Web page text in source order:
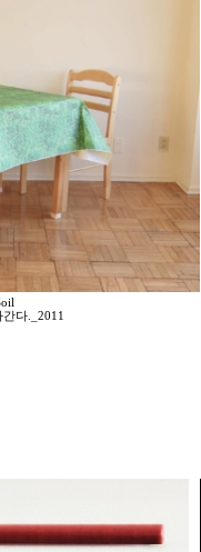
다._2011